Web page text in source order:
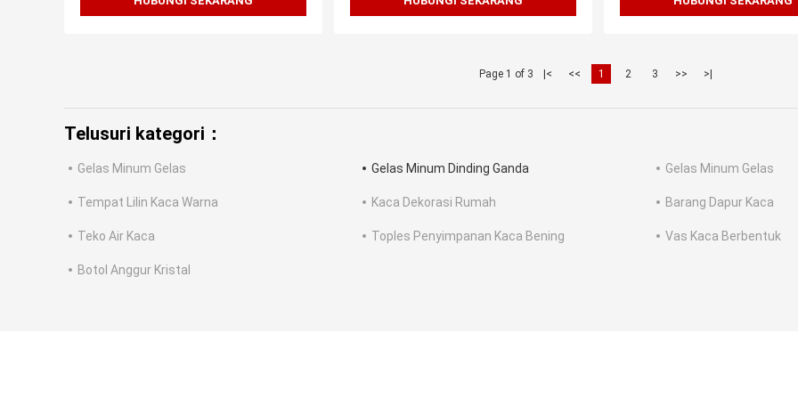
Page 1 of 3 |< << 1 2 3 >> >|
Telusuri kategori：
Gelas Minum Gelas Gelas Minum Dinding Ganda Gelas Minum Gelas
Tempat Lilin Kaca Warna Kaca Dekorasi Rumah Barang Dapur Kaca
Teko Air Kaca Toples Penyimpanan Kaca Bening Vas Kaca Berbentuk
Botol Anggur Kristal